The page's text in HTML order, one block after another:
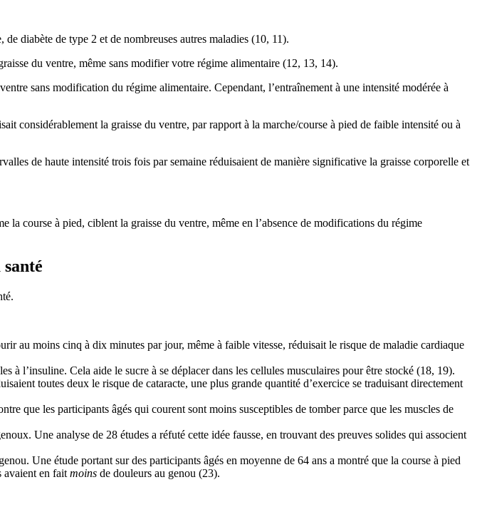
diabète de type 2 et de nombreuses autres maladies (10, 11).
du ventre, même sans modifier votre régime alimentaire (12, 13, 14).
sans modification du régime alimentaire. Cependant, l’entraînement à une intensité modérée à
considérablement la graisse du ventre, par rapport à la marche/course à pied de faible intensité ou à
de haute intensité trois fois par semaine réduisaient de manière significative la graisse corporelle et
la course à pied, ciblent la graisse du ventre, même en l’absence de modifications du régime
au moins cinq à dix minutes par jour, même à faible vitesse, réduisait le risque de maladie cardiaque
à l’insuline. Cela aide le sucre à se déplacer dans les cellules musculaires pour être stocké (18, 19).
toutes deux le risque de cataracte, une plus grande quantité d’exercice se traduisant directement
que les participants âgés qui courent sont moins susceptibles de tomber parce que les muscles de
Une analyse de 28 études a réfuté cette idée fausse, en trouvant des preuves solides qui associent
Une étude portant sur des participants âgés en moyenne de 64 ans a montré que la course à pied
avaient en fait moins de douleurs au genou (23).